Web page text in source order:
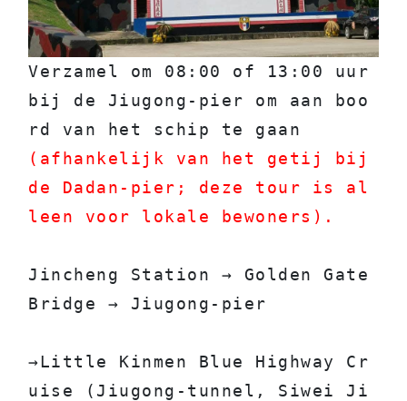
Verzamel om 08:00 of 13:00 uur
bij de Jiugong-pier om aan boo
(afhankelijk van het getij bij
de Dadan-pier; deze tour is al
leen voor lokale bewoners).
Jincheng Station → Golden Gate
Bridge → Jiugong-pier
→Little Kinmen Blue Highway Cr
uise (Jiugong-tunnel, Siwei Ji